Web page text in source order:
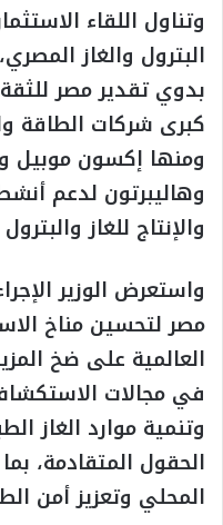
وتناول اللقاء
البترول والغاز
بدوي تقدير مصر
كبرى شركات الطاقة
وهاليبرتون لدعم
والإنتاج للغاز
واستعرض الوزير
مصر لتحسين مناخ
العالمية على ضخ
في مجالات
وتنمية موارد الغاز
الحقول المتقادمة،
المحلي وتعزيز أمن